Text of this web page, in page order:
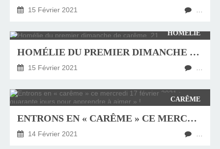
15 Février 2021
HOMÉLIE
HOMÉLIE DU PREMIER DIMANCHE DE CARÊME, 21 FÉVRIER 2021
15 Février 2021
CARÊME
ENTRONS EN « CARÊME » CE MERCREDI 17 FÉVRIER 2021 : « QUARANTE JOURS POUR APPRENDRE À AIMER » !
14 Février 2021